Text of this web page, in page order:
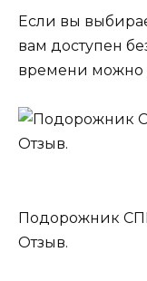
Если вы
вам доступен
времени можно
Подорожник
Отзыв.